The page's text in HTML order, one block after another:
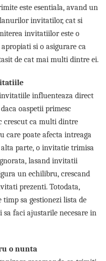
este esentiala, avand un
invitatilor, cat si
invitatiilor este o
si o asigurare ca
de cat mai multi dintre ei.
influenteaza direct
oaspetii primesc
crescut ca multi dintre
care poate afecta intreaga
parte, o invitatie trimisa
lasand invitatii
un echilibru, crescand
prezenti. Totodata,
sa gestionezi lista de
faci ajustarile necesare in
o nunta